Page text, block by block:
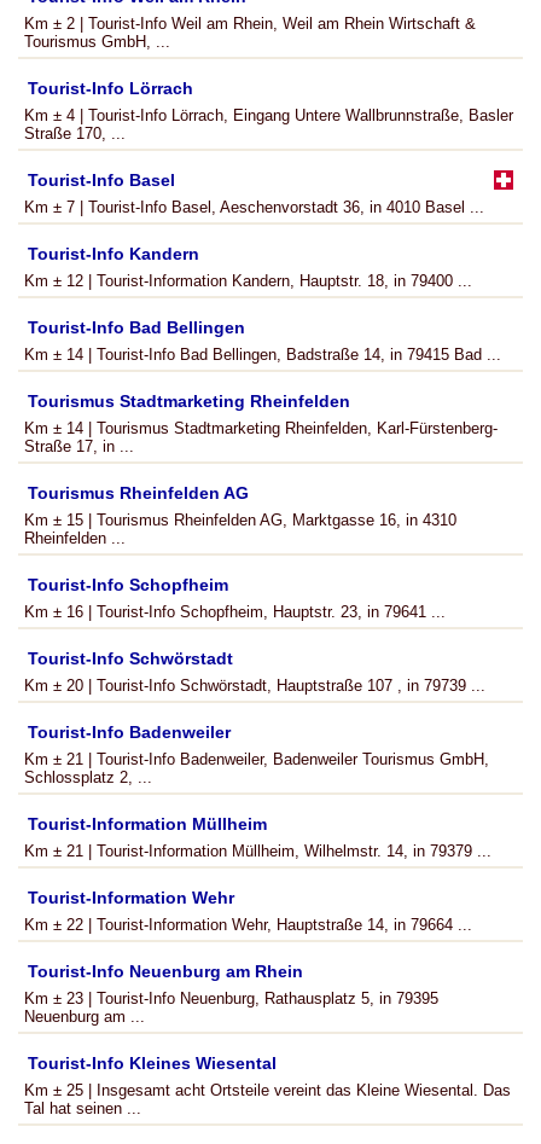
Km ± 2 | Tourist-Info Weil am Rhein, Weil am Rhein Wirtschaft &
Tourismus GmbH, ...
Tourist-Info Lörrach
Km ± 4 | Tourist-Info Lörrach, Eingang Untere Wallbrunnstraße, Basler
Straße 170, ...
Tourist-Info Basel
Km ± 7 | Tourist-Info Basel, Aeschenvorstadt 36, in 4010 Basel ...
Tourist-Info Kandern
Km ± 12 | Tourist-Information Kandern, Hauptstr. 18, in 79400 ...
Tourist-Info Bad Bellingen
Km ± 14 | Tourist-Info Bad Bellingen, Badstraße 14, in 79415 Bad ...
Tourismus Stadtmarketing Rheinfelden
Km ± 14 | Tourismus Stadtmarketing Rheinfelden, Karl-Fürstenberg-
Straße 17, in ...
Tourismus Rheinfelden AG
Km ± 15 | Tourismus Rheinfelden AG, Marktgasse 16, in 4310
Rheinfelden ...
Tourist-Info Schopfheim
Km ± 16 | Tourist-Info Schopfheim, Hauptstr. 23, in 79641 ...
Tourist-Info Schwörstadt
Km ± 20 | Tourist-Info Schwörstadt, Hauptstraße 107 , in 79739 ...
Tourist-Info Badenweiler
Km ± 21 | Tourist-Info Badenweiler, Badenweiler Tourismus GmbH,
Schlossplatz 2, ...
Tourist-Information Müllheim
Km ± 21 | Tourist-Information Müllheim, Wilhelmstr. 14, in 79379 ...
Tourist-Information Wehr
Km ± 22 | Tourist-Information Wehr, Hauptstraße 14, in 79664 ...
Tourist-Info Neuenburg am Rhein
Km ± 23 | Tourist-Info Neuenburg, Rathausplatz 5, in 79395
Neuenburg am ...
Tourist-Info Kleines Wiesental
Km ± 25 | Insgesamt acht Ortsteile vereint das Kleine Wiesental. Das
Tal hat seinen ...